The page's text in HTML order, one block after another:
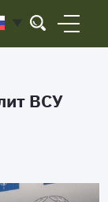
ВСУ